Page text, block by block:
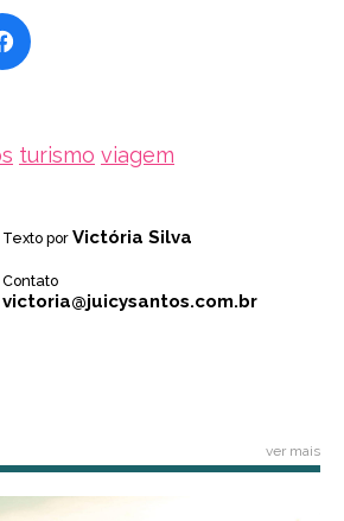
turismo viagem
Texto por Victória Silva
Contato
victoria@juicysantos.com.br
ver mais